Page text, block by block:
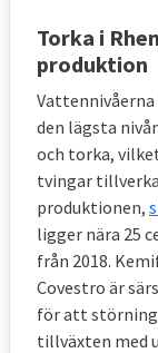
Torka i
produktion
den lägsta
och torka,
tvingar
produktionen,
ligger nära 25
från 2018.
Covestro är
för att
tillväxten med